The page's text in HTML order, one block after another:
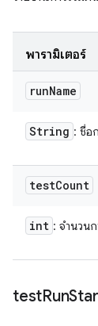
พารามิเตอร์
runName
String : ชื่อ
testCount
int : จำนวน
testRun